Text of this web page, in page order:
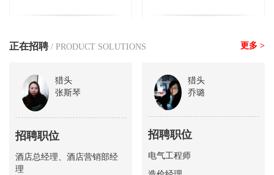
正在招聘/ PRODUCT SOLUTIONS 更多 >
猎头
张斯琴
招聘职位
酒店总经理、酒店营销部经
理
猎头
乔璐
招聘职位
电气工程师